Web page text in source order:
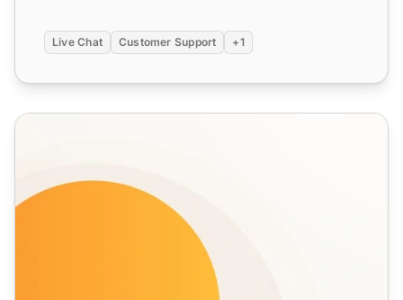
Live Chat Customer Support +1
Функции кнопки чата